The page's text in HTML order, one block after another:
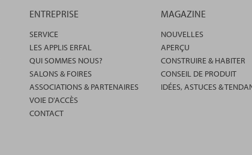
ENTREPRISE
SERVICE
LES APPLIS ERFAL
QUI SOMMES NOUS?
SALONS & FOIRES
ASSOCIATIONS & PARTENAIRES
VOIE D'ACCÈS
CONTACT
MAGAZINE
NOUVELLES
APERÇU
CONSTRUIRE & HABITER
CONSEIL DE PRODUIT
IDÉES, ASTUCES &